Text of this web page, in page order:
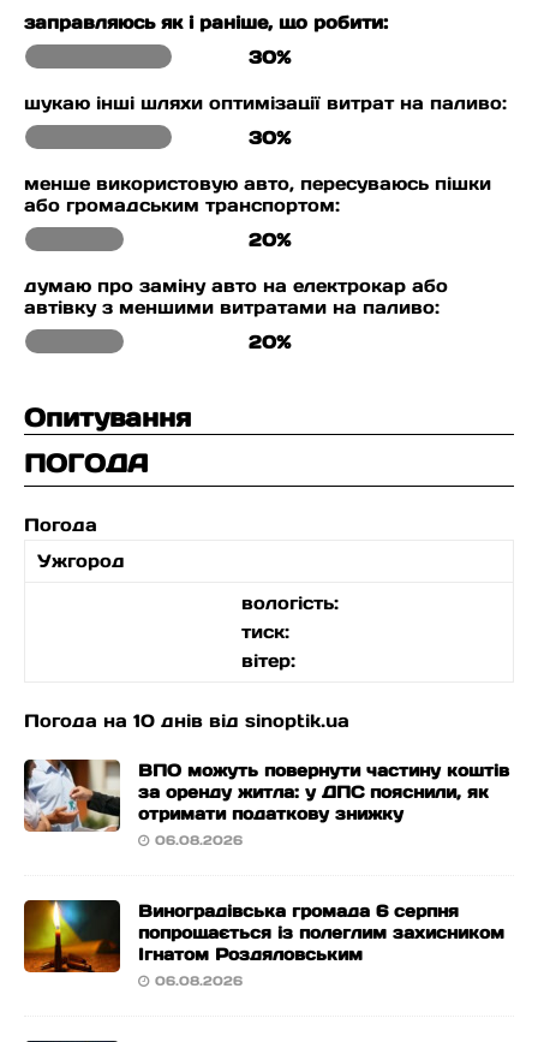
заправляюсь як і раніше, що робити:
30%
шукаю інші шляхи оптимізації витрат на паливо:
30%
менше використовую авто, пересуваюсь пішки
або громадським транспортом:
20%
думаю про заміну авто на електрокар або
автівку з меншими витратами на паливо:
20%
Опитування
ПОГОДА
Погода
Ужгород
вологість:
тиск:
вітер:
Погода на 10 днів від sinoptik.ua
ВПО можуть повернути частину коштів
за оренду житла: у ДПС пояснили, як
отримати податкову знижку
06.08.2026
Виноградівська громада 6 серпня
попрощається із полеглим захисником
Ігнатом Роздяловським
06.08.2026